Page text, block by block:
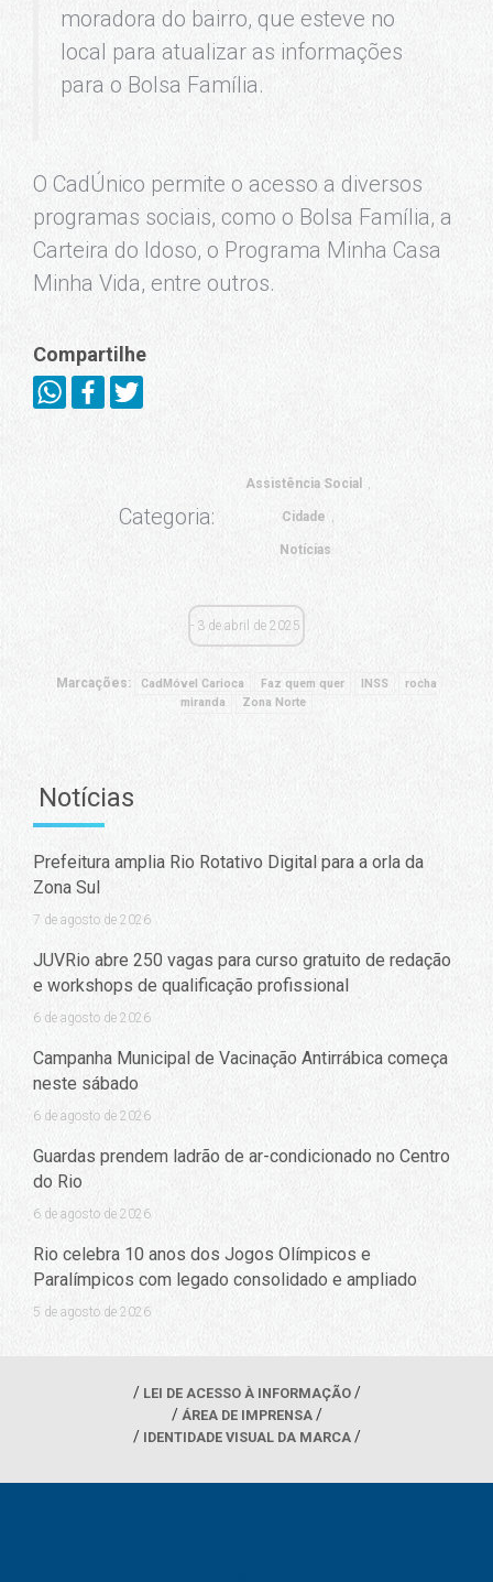
moradora do bairro, que esteve no
local para atualizar as informações
para o Bolsa Família.
O CadÚnico permite o acesso a diversos
programas sociais, como o Bolsa Família, a
Carteira do Idoso, o Programa Minha Casa
Minha Vida, entre outros.
Compartilhe
Categoria:
Assistência Social
Cidade
Notícias
3 de abril de 2025
Marcações: CadMóvel Carioca Faz quem quer INSS
rocha
miranda
Zona Norte
Notícias
Prefeitura amplia Rio Rotativo Digital para a orla da
Zona Sul
7 de agosto de 2026
JUVRio abre 250 vagas para curso gratuito de redação
e workshops de qualificação profissional
6 de agosto de 2026
Campanha Municipal de Vacinação Antirrábica começa
neste sábado
6 de agosto de 2026
Guardas prendem ladrão de ar-condicionado no Centro
do Rio
6 de agosto de 2026
Rio celebra 10 anos dos Jogos Olímpicos e
Paralímpicos com legado consolidado e ampliado
5 de agosto de 2026
LEI DE ACESSO À INFORMAÇÃO
ÁREA DE IMPRENSA
IDENTIDADE VISUAL DA MARCA